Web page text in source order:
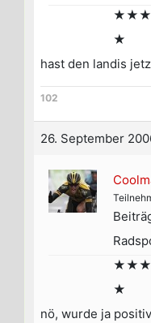
★
hast den landis
102
26. September
★
nö, wurde ja